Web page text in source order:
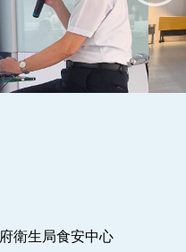
衛生局食安中心